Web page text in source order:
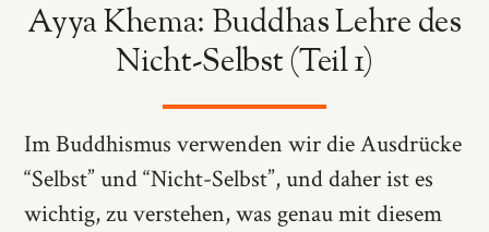
Ayya Khema: Buddhas Lehre des
Nicht-Selbst (Teil 1)
Im Buddhismus verwenden wir die Ausdrücke
“Selbst” und “Nicht-Selbst”, und daher ist es
wichtig, zu verstehen, was genau mit diesem